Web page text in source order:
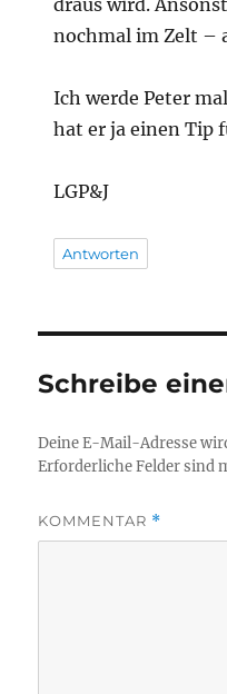
draus wird.
nochmal im Zelt –
Ich werde Peter
hat er ja einen Tip
LGP&J
Antworten
Schreibe
Deine E-Mail-Adresse
Erforderliche Felder sind
KOMMENTAR *